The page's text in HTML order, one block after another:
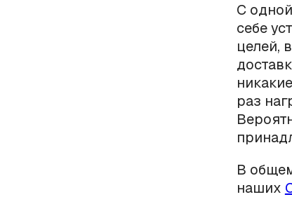
С
себе
целей,
раз
В
наших